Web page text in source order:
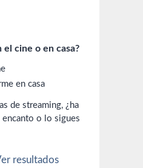
el cine o en casa?
en casa
streaming, ¿ha
o lo sigues
resultados